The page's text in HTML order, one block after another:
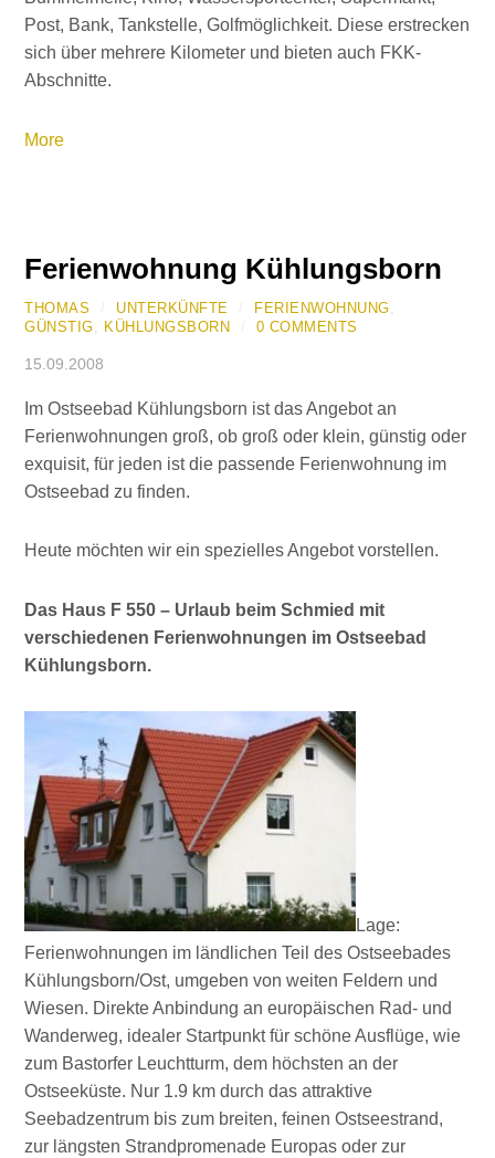
Post, Bank, Tankstelle, Golfmöglichkeit. Diese erstrecken
sich über mehrere Kilometer und bieten auch FKK-
Abschnitte.
More
Ferienwohnung Kühlungsborn
THOMAS UNTERKÜNFTE FERIENWOHNUNG,
GÜNSTIG, KÜHLUNGSBORN 0 COMMENTS
15.09.2008
Im Ostseebad Kühlungsborn ist das Angebot an
Ferienwohnungen groß, ob groß oder klein, günstig oder
exquisit, für jeden ist die passende Ferienwohnung im
Ostseebad zu finden.
Heute möchten wir ein spezielles Angebot vorstellen.
Das Haus F 550 – Urlaub beim Schmied mit
verschiedenen Ferienwohnungen im Ostseebad
Kühlungsborn.
Lage:
Ferienwohnungen im ländlichen Teil des Ostseebades
Kühlungsborn/Ost, umgeben von weiten Feldern und
Wiesen. Direkte Anbindung an europäischen Rad- und
Wanderweg, idealer Startpunkt für schöne Ausflüge, wie
zum Bastorfer Leuchtturm, dem höchsten an der
Ostseeküste. Nur 1.9 km durch das attraktive
Seebadzentrum bis zum breiten, feinen Ostseestrand,
zur längsten Strandpromenade Europas oder zur